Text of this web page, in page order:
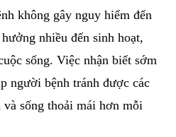
không gây nguy hiểm đến
nhiều đến sinh hoạt,
sống. Việc nhận biết sớm
người bệnh tránh được các
sống thoải mái hơn mỗi